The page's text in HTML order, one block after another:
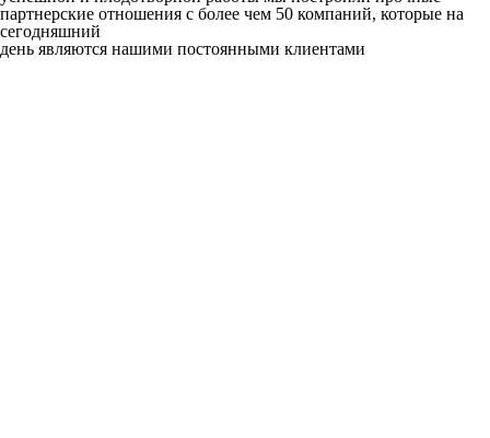
партнерские отношения с более чем 50 компаний, которые на
сегодняшний
день являются нашими постоянными клиентами